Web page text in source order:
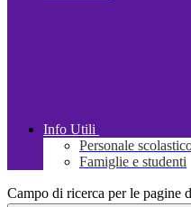
Info Utili
Personale
Famiglie e studenti
Campo di ricerca per le pagine